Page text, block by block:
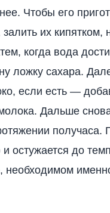
Чтобы его
их кипятком,
когда вода
ложку сахара.
если есть —
Дальше
получаса.
остужается до
необходимом